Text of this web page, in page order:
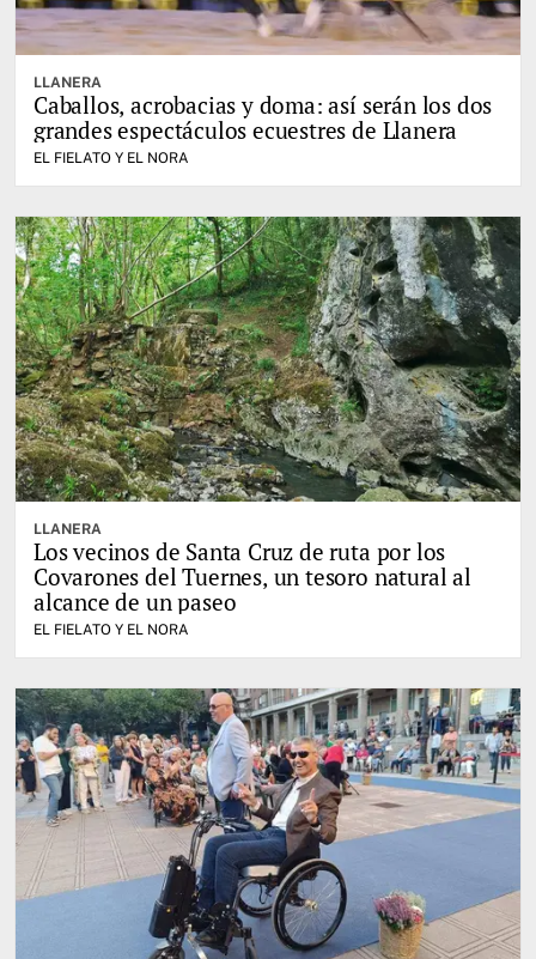
LLANERA
Caballos, acrobacias y doma: así serán los dos
grandes espectáculos ecuestres de Llanera
EL FIELATO Y EL NORA
LLANERA
Los vecinos de Santa Cruz de ruta por los
Covarones del Tuernes, un tesoro natural al
alcance de un paseo
EL FIELATO Y EL NORA